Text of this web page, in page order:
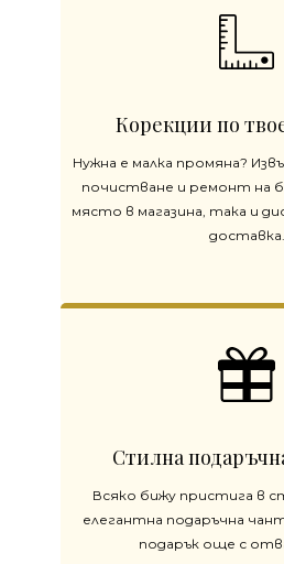
Корекции по
Нужна е малка промяна?
почистване и ремонт на
място в магазина, така и
доставка.
Стилна
Всяко бижу пристига в
елегантна подаръчна
подарък още с